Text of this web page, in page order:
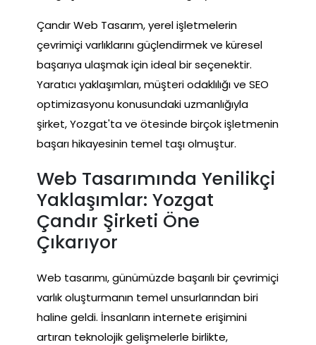
Çandır Web Tasarım, yerel işletmelerin
çevrimiçi varlıklarını güçlendirmek ve küresel
başarıya ulaşmak için ideal bir seçenektir.
Yaratıcı yaklaşımları, müşteri odaklılığı ve SEO
optimizasyonu konusundaki uzmanlığıyla
şirket, Yozgat'ta ve ötesinde birçok işletmenin
başarı hikayesinin temel taşı olmuştur.
Web Tasarımında Yenilikçi
Yaklaşımlar: Yozgat
Çandır Şirketi Öne
Çıkarıyor
Web tasarımı, günümüzde başarılı bir çevrimiçi
varlık oluşturmanın temel unsurlarından biri
haline geldi. İnsanların internete erişimini
artıran teknolojik gelişmelerle birlikte,